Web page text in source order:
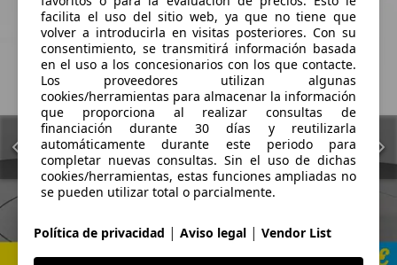
facilita el uso del sitio web, ya que no tiene que
volver a introducirla en visitas posteriores. Con su
consentimiento, se transmitirá información basada
en el uso a los concesionarios con los que contacte.
Los proveedores utilizan algunas
cookies/herramientas para almacenar la información
que proporciona al realizar consultas de
financiación durante 30 días y reutilizarla
automáticamente durante este periodo para
completar nuevas consultas. Sin el uso de dichas
cookies/herramientas, estas funciones ampliadas no
se pueden utilizar total o parcialmente.
Política de privacidad | Aviso legal | Vendor List